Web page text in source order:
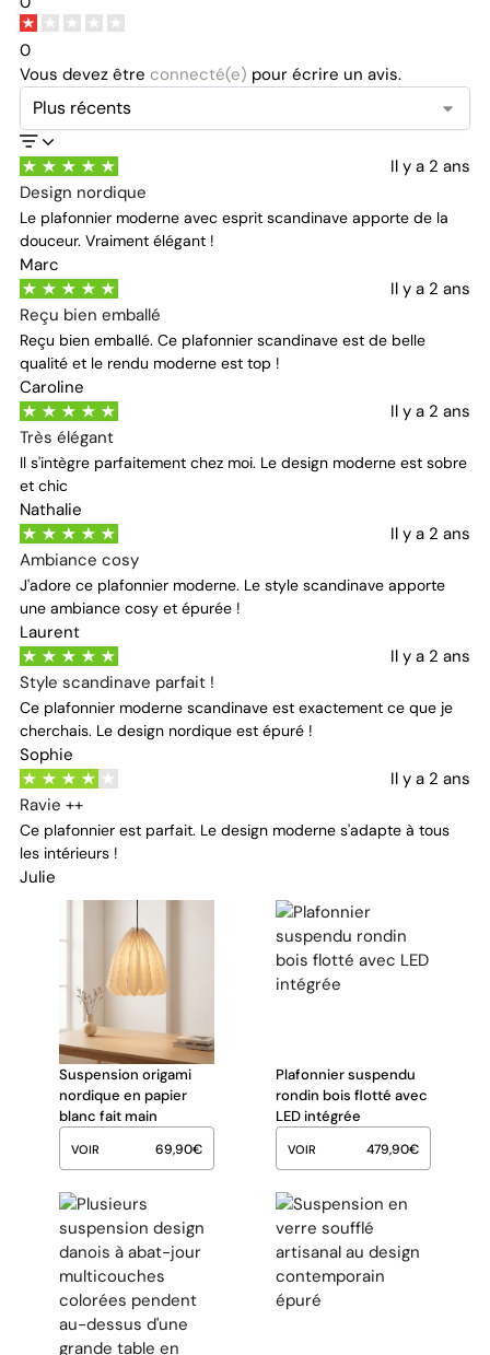
0
Vous devez être connecté(e) pour écrire un avis.
Il y a 2 ans
Design nordique
Le plafonnier moderne avec esprit scandinave apporte de la
douceur. Vraiment élégant !
Marc
Il y a 2 ans
Reçu bien emballé
Reçu bien emballé. Ce plafonnier scandinave est de belle
qualité et le rendu moderne est top !
Caroline
Il y a 2 ans
Très élégant
Il s'intègre parfaitement chez moi. Le design moderne est sobre
et chic
Nathalie
Il y a 2 ans
Ambiance cosy
J'adore ce plafonnier moderne. Le style scandinave apporte
une ambiance cosy et épurée !
Laurent
Il y a 2 ans
Style scandinave parfait !
Ce plafonnier moderne scandinave est exactement ce que je
cherchais. Le design nordique est épuré !
Sophie
Il y a 2 ans
Ravie ++
Ce plafonnier est parfait. Le design moderne s'adapte à tous
les intérieurs !
Julie
Suspension origami
nordique en papier
blanc fait main
VOIR 69,90€
Plafonnier suspendu
rondin bois flotté avec
LED intégrée
VOIR 479,90€